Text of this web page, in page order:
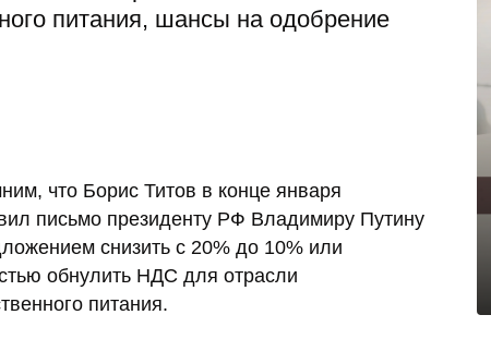
питания, шансы на одобрение
что Борис Титов в конце января
письмо президенту РФ Владимиру Путину
снизить с 20% до 10% или
обнулить НДС для отрасли
питания.